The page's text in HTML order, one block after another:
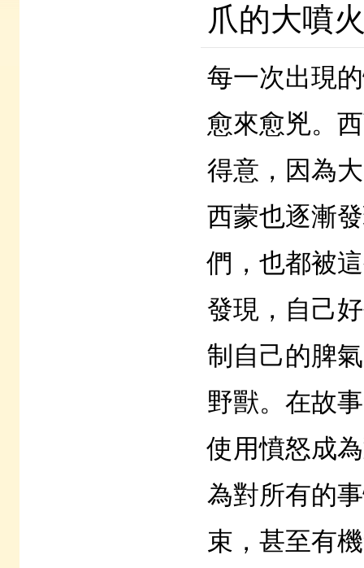
爪的大噴
每一次出現
愈來愈兇。
得意，因為
西蒙也逐漸
們，也都被
發現，自
制自己的脾
野獸。在故
使用憤怒成
為對所有的
束，甚至有